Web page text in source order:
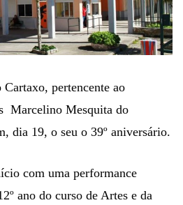
pertencente ao
Marcelino Mesquita do
dia 19, o seu o 39º aniversário.
com uma performance
ano do curso de Artes e da